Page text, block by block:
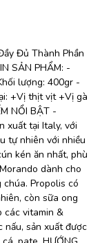
Đủ Thành Phần
SẢN PHẨM: -
lượng: 400gr -
+Vị thịt vịt +Vị gà
NỔI BẬT -
xuất tại Italy, với
tự nhiên với nhiều
kén ăn nhất, phù
dành cho
Propolis có
còn sữa ong
các vitamin &
sản xuất được